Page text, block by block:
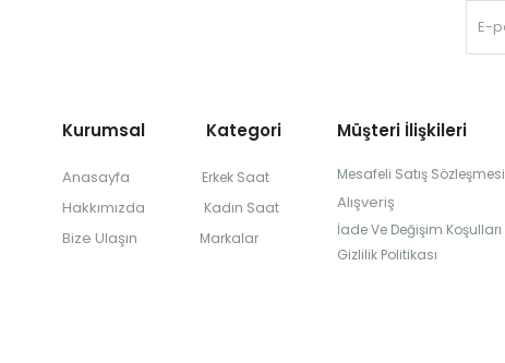
Kurumsal Kategori
Anasayfa Erkek Saat
Hakkımızda Kadın Saat
Bize Ulaşın Markalar
Müşteri İlişkileri
Mesafeli Satış Sözleşmesi
Alışveriş
İade Ve Değişim Koşulları
Gizlilik Politikası